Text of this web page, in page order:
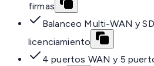
firmas
Balanceo Multi-WAN y
licenciamiento
4 puertos WAN y 5